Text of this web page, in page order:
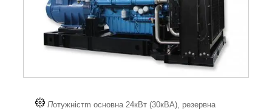
Потужністm основна 24кВт (30кВА), резервна